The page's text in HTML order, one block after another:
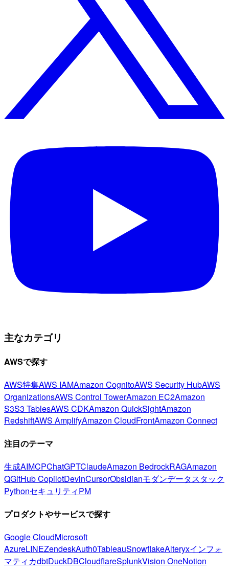
主なカテゴリ
AWSで探す
AWS特集AWS IAMAmazon CognitoAWS Security HubAWS
OrganizationsAWS Control TowerAmazon EC2Amazon
S3S3 TablesAWS CDKAmazon QuickSightAmazon
RedshiftAWS AmplifyAmazon CloudFrontAmazon Connect
注目のテーマ
生成AIMCPChatGPTClaudeAmazon BedrockRAGAmazon
QGitHub CopilotDevinCursorObsidianモダンデータスタック
PythonセキュリティPM
プロダクトやサービスで探す
Google CloudMicrosoft
AzureLINEZendeskAuth0TableauSnowflakeAlteryxインフォ
マティカdbtDuckDBCloudflareSplunkVision OneNotion